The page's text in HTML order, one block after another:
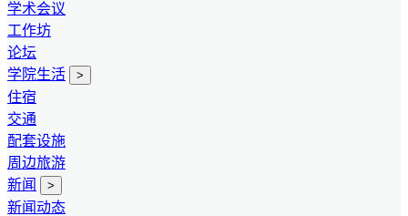
学术会议
工作坊
论坛
学院生活
>
住宿
交通
配套设施
周边旅游
新闻
>
新闻动态